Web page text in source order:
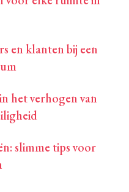
en klanten bij een
het verhogen van
slimme tips voor